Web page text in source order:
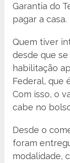
Garantia do
pagar a casa.
Quem tiver
desde que
habilitação
Federal, que
Com isso, o
cabe no
Desde o
foram
modalidade,